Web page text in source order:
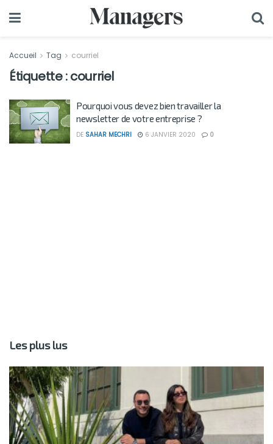
Accueil Tag courriel
Étiquette :courriel
Pourquoi vous devez bien travailler la
newsletter de votre entreprise ?
DE SAHAR MECHRI 6 JANVIER 2020 0
Les plus lus